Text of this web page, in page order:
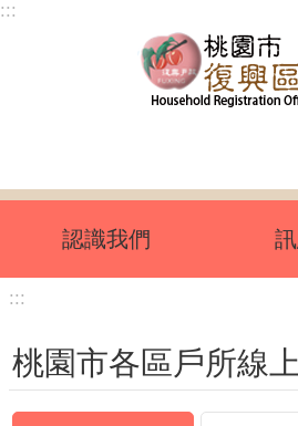
跳到主要內容區塊
:::
認識我們
:::
桃園市各區戶所線